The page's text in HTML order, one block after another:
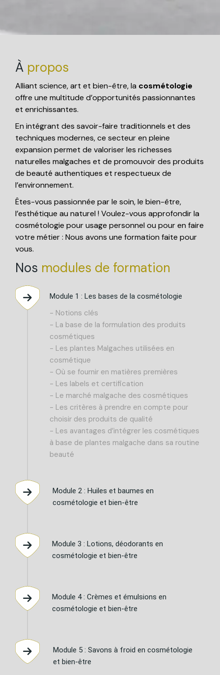
À propos
Alliant science, art et bien-être, la cosmétologie
offre une multitude d’opportunités passionnantes
et enrichissantes.
En intégrant des savoir-faire traditionnels et des
techniques modernes, ce secteur en pleine
expansion permet de valoriser les richesses
naturelles malgaches et de promouvoir des produits
de beauté authentiques et respectueux de
l’environnement.
Êtes-vous passionnée par le soin, le bien-être,
l’esthétique au naturel ! Voulez-vous approfondir la
cosmétologie pour usage personnel ou pour en faire
votre métier : Nous avons une formation faite pour
vous.
Nos modules de formation
Module 1 : Les bases de la cosmétologie
- Notions clés
- La base de la formulation des produits
cosmétiques
- Les plantes Malgaches utilisées en
cosmétique
- Où se fournir en matières premières
- Les labels et certification
- Le marché malgache des cosmétiques
- Les critères à prendre en compte pour
choisir des produits de qualité
- Les avantages d’intégrer les cosmétiques
à base de plantes malgache dans sa routine
beauté
Module 2 : Huiles et baumes en
cosmétologie et bien-être
Module 3 : Lotions, déodorants en
cosmétologie et bien-être
Module 4 : Crèmes et émulsions en
cosmétologie et bien-être
Module 5 : Savons à froid en cosmétologie
et bien-être